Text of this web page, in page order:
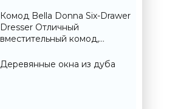
ВАШ ДОМ - Строительство и
ремонт.
Комод Bella Donna Six-Drawer
Dresser Отличный
вместительный комод,
стиле
Деревянные окна из дуба